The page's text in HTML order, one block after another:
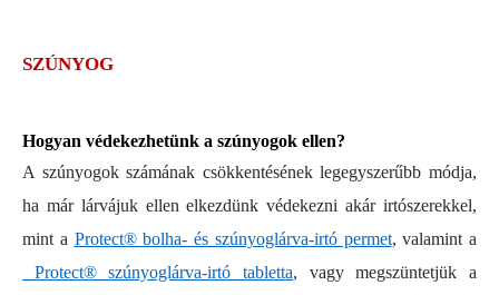
SZÚNYOG
Hogyan védekezhetünk a szúnyogok ellen?
A szúnyogok számának csökkentésének legegyszerűbb módja,
ha már lárvájuk ellen elkezdünk védekezni akár irtószerekkel,
mint a Protect® bolha- és szúnyoglárva-irtó permet, valamint a
Protect® szúnyoglárva-irtó tabletta, vagy megszüntetjük a